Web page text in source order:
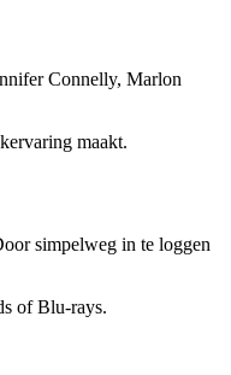
Connelly, Marlon
maakt.
simpelweg in te loggen
of Blu-rays.